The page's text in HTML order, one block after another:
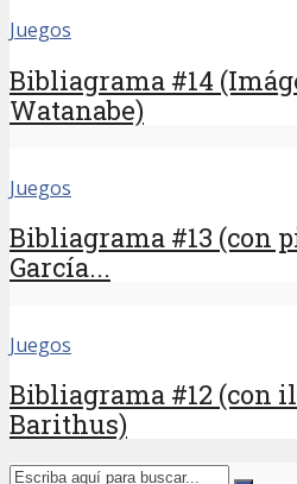
Juegos
Bibliagrama #14
Watanabe)
Juegos
Bibliagrama #13 (con
García...
Juegos
Bibliagrama #12 (con
Barithus)